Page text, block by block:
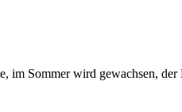
Sommer wird gewachsen,